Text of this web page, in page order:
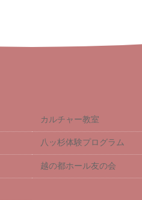
カルチャー教室
八ッ杉体験プログラム
越の都ホール友の会